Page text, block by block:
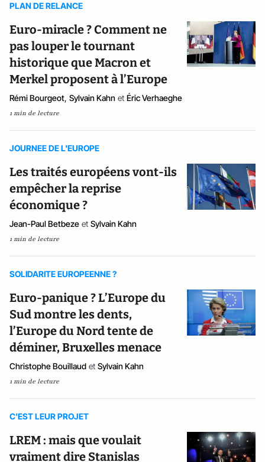
PLAN DE RELANCE
Euro-miracle ? Comment ne
pas louper le tournant
historique que Macron et
Merkel proposent à l’Europe
Rémi Bourgeot, Sylvain Kahn et Éric Verhaeghe
1 min de lecture
JOURNEE DE L'EUROPE
Les traités européens vont-ils
empêcher la reprise
économique ?
Jean-Paul Betbeze et Sylvain Kahn
1 min de lecture
SOLIDARITE EUROPEENNE ?
Euro-panique ? L’Europe du
Sud montre les dents,
l’Europe du Nord tente de
déminer, Bruxelles menace
Christophe Bouillaud et Sylvain Kahn
1 min de lecture
C'EST LEUR PROJET
LREM : mais que voulait
vraiment dire Stanislas